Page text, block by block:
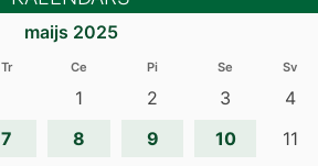
maijs 2025
Tr Ce Pi Se Sv
1 2 3
4
7 8 9 10 11